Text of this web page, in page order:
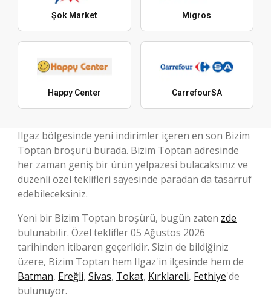
Şok Market Migros
Happy Center CarrefourSA
Ilgaz bölgesinde yeni indirimler içeren en son Bizim
Toptan broşürü burada. Bizim Toptan adresinde
her zaman geniş bir ürün yelpazesi bulacaksınız ve
düzenli özel teklifleri sayesinde paradan da tasarruf
edebileceksiniz.
Yeni bir Bizim Toptan broşürü, bugün zaten zde
bulunabilir. Özel teklifler 05 Ağustos 2026
tarihinden itibaren geçerlidir. Sizin de bildiğiniz
üzere, Bizim Toptan hem Ilgaz'in ilçesinde hem de
Batman, Ereğli, Sivas, Tokat, Kırklareli, Fethiye'de
bulunuyor.